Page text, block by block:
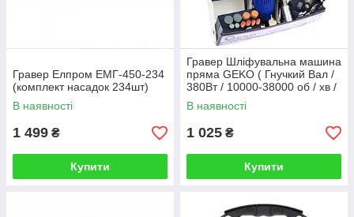
Гравер Елпром ЕМГ-450-234
(комплект насадок 234шт)
В наявності
1 499 ₴
Купити
Гравер Шліфувальна машина
пряма GEKO ( Гнучкий Вал /
380Вт / 10000-38000 об / хв /
218 шт )
В наявності
1 025 ₴
Купити